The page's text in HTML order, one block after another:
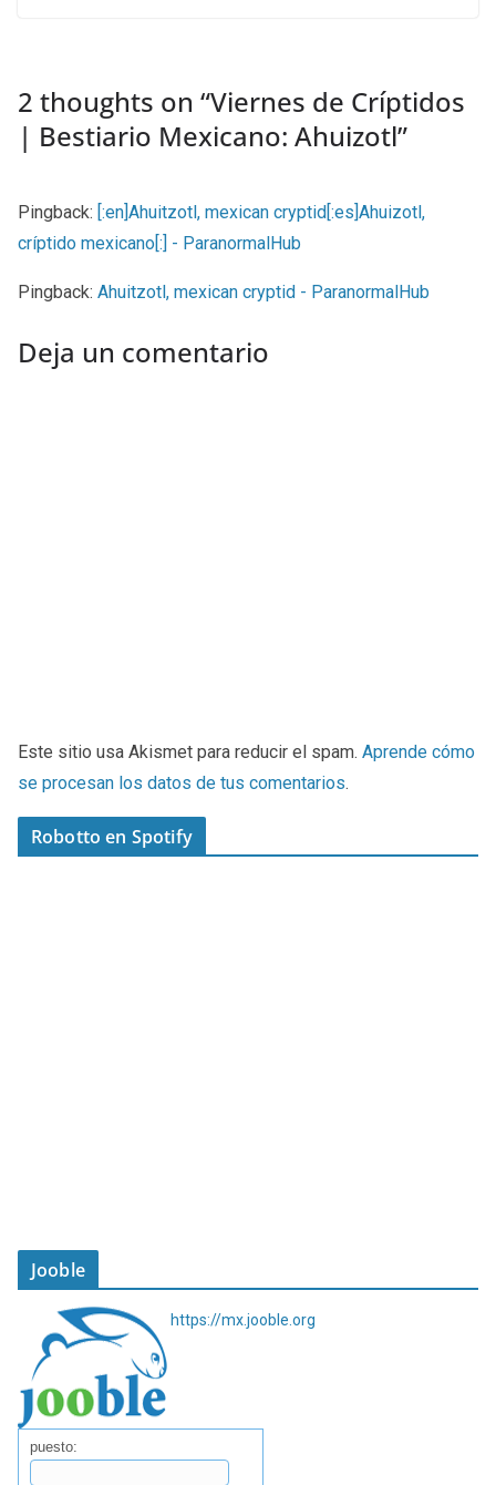
2 thoughts on “Viernes de Críptidos
| Bestiario Mexicano: Ahuizotl”
Pingback: [:en]Ahuitzotl, mexican cryptid[:es]Ahuizotl,
críptido mexicano[:] - ParanormalHub
Pingback: Ahuitzotl, mexican cryptid - ParanormalHub
Deja un comentario
Este sitio usa Akismet para reducir el spam. Aprende cómo
se procesan los datos de tus comentarios.
Robotto en Spotify
Jooble
https://mx.jooble.org
puesto: